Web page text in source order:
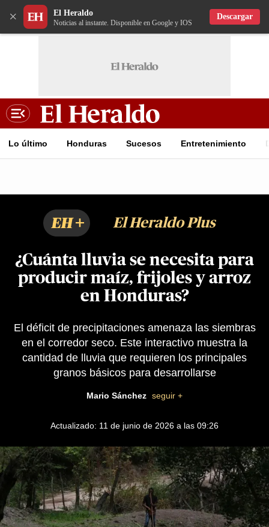
× El Heraldo
Noticias al instante. Disponible en Google y IOS
Descargar
Lo último Honduras Sucesos Entretenimiento
El Heraldo Plus
¿Cuánta lluvia se necesita para
producir maíz, frijoles y arroz
en Honduras?
El déficit de precipitaciones amenaza las siembras
en el corredor seco. Este interactivo muestra la
cantidad de lluvia que requieren los principales
granos básicos para desarrollarse
Mario Sánchez seguir +
Actualizado: 11 de junio de 2026 a las 09:26